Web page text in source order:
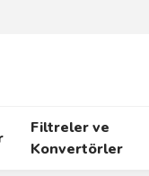
Filtreler ve
Konvertörler